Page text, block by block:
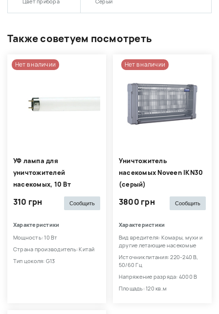
Цвет прибора Серый
Также советуем посмотреть
Нет в наличии
УФ лампа для
уничтожителей
насекомых, 10 Вт
310 грн Сообщить
Характеристики
Мощность: 10 Вт
Страна производитель: Китай
Тип цоколя: G13
Нет в наличии
Уничтожитель
насекомых Noveen IKN30
(серый)
3800 грн Сообщить
Характеристики
Вид вредителя: Комары, мухи и
другие летающие насекомые
Источник питания: 220-240 В,
50/60 Гц
Напряжение разряда: 4000 В
Площадь: 120 кв.м